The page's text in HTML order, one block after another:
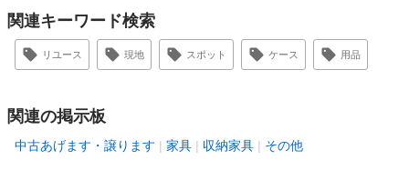
関連キーワード検索
リユース 現地 スポット ケース 用品
関連の掲示板
中古あげます・譲ります 家具 収納家具 その他